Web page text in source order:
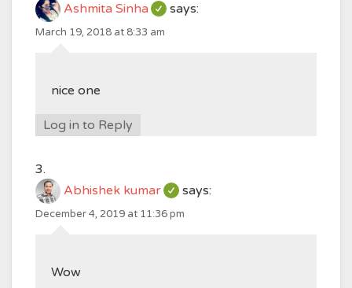
Ashmita Sinha says:
March 19, 2018 at 8:33 am
nice one
Log in to Reply
Abhishek kumar says:
December 4, 2019 at 11:36 pm
Wow